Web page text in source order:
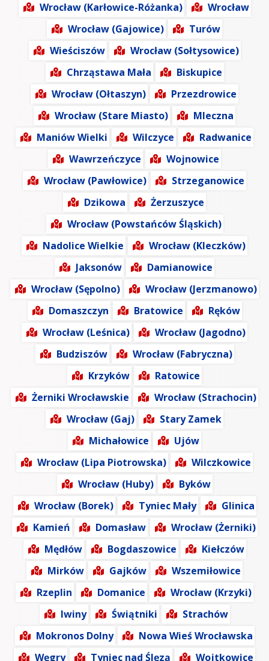
Wrocław (Karłowice-Różanka)
Wrocław
Wrocław (Gajowice)
Turów
Wieściszów
Wrocław (Sołtysowice)
Chrząstawa Mała
Biskupice
Wrocław (Ołtaszyn)
Przezdrowice
Wrocław (Stare Miasto)
Mleczna
Maniów Wielki
Wilczyce
Radwanice
Wawrzeńczyce
Wojnowice
Wrocław (Pawłowice)
Strzeganowice
Dzikowa
Żerzuszyce
Wrocław (Powstańców Śląskich)
Nadolice Wielkie
Wrocław (Kleczków)
Jaksonów
Damianowice
Wrocław (Sępolno)
Wrocław (Jerzmanowo)
Domaszczyn
Bratowice
Ręków
Wrocław (Leśnica)
Wrocław (Jagodno)
Budziszów
Wrocław (Fabryczna)
Krzyków
Ratowice
Żerniki Wrocławskie
Wrocław (Strachocin)
Wrocław (Gaj)
Stary Zamek
Michałowice
Ujów
Wrocław (Lipa Piotrowska)
Wilczkowice
Wrocław (Huby)
Byków
Wrocław (Borek)
Tyniec Mały
Glinica
Kamień
Domasław
Wrocław (Żerniki)
Mędłów
Bogdaszowice
Kiełczów
Mirków
Gajków
Wszemiłowice
Rzeplin
Domanice
Wrocław (Krzyki)
Iwiny
Świątniki
Strachów
Mokronos Dolny
Nowa Wieś Wrocławska
Węgry
Tyniec nad Ślęzą Wojtkowice